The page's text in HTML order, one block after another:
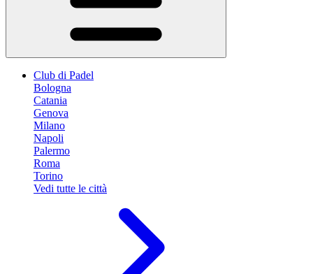
Club di Padel
Bologna
Catania
Genova
Milano
Napoli
Palermo
Roma
Torino
Vedi tutte le città